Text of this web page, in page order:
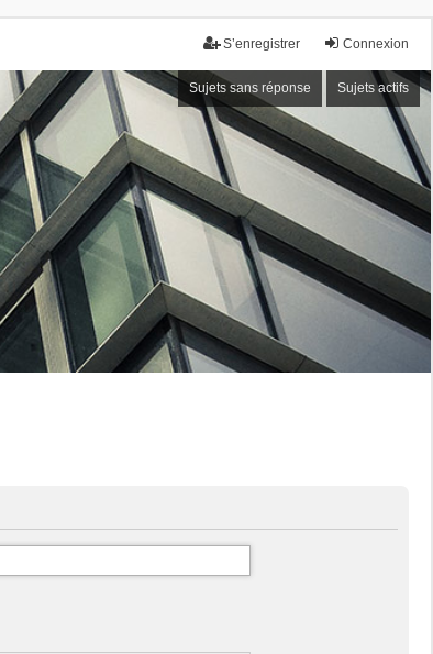
Connexion
S’enregistrer
Sujets sans réponse Sujets actifs